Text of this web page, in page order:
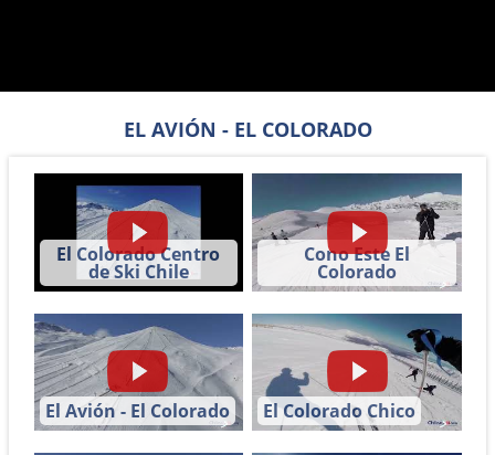
EL AVIÓN - EL COLORADO
El Colorado Centro
de Ski Chile
Cono Este El
Colorado
El Avión - El Colorado El Colorado Chico